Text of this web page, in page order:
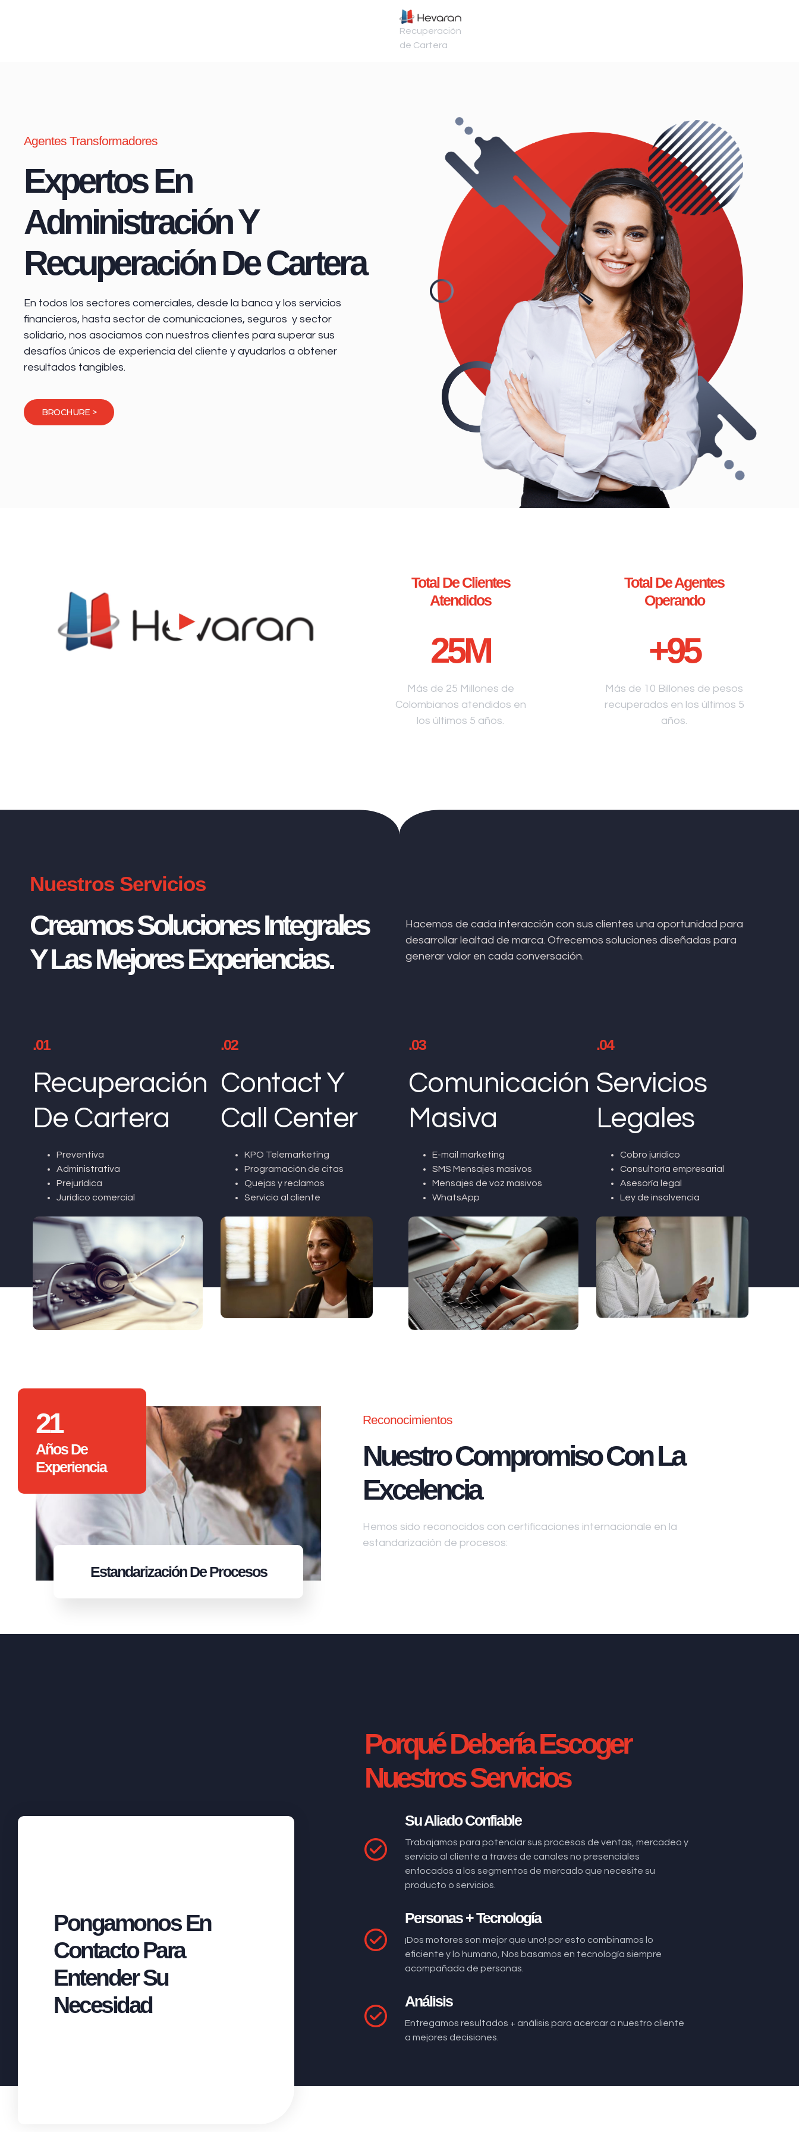
Recuperación
de Cartera
Agentes Transformadores
Expertos En
Administración Y
Recuperación De Cartera
En todos los sectores comerciales, desde la banca y los servicios
financieros, hasta sector de comunicaciones, seguros y sector
solidario, nos asociamos con nuestros clientes para superar sus
desafíos únicos de experiencia del cliente y ayudarlos a obtener
resultados tangibles.
BROCHURE >
Total De Clientes
Atendidos
25M
Más de 25 Millones de
Colombianos atendidos en
los últimos 5 años.
Total De Agentes
Operando
+95
Más de 10 Billones de pesos
recuperados en los últimos 5
años.
Nuestros Servicios
Creamos Soluciones Integrales
Y Las Mejores Experiencias.
Hacemos de cada interacción con sus clientes una oportunidad para
desarrollar lealtad de marca. Ofrecemos soluciones diseñadas para
generar valor en cada conversación.
.01
Recuperación
De Cartera
Preventiva
Administrativa
Prejurídica
Jurídico comercial
.02
Contact Y
Call Center
KPO Telemarketing
Programación de citas
Quejas y reclamos
Servicio al cliente
.03
Comunicación
Masiva
E-mail marketing
SMS Mensajes masivos
Mensajes de voz masivos
WhatsApp
.04
Servicios
Legales
Cobro jurídico
Consultoría empresarial
Asesoría legal
Ley de insolvencia
21
Años De
Experiencia
EstandarizaciónDe Procesos
Reconocimientos
Nuestro Compromiso Con La
Excelencia
Hemos sido reconocidos con certificaciones internacionale en la
estandarización de procesos:
Pongamonos En
Contacto Para
Entender Su
Necesidad
Porqué Debería Escoger
Nuestros Servicios
Su Aliado Confiable
Trabajamos para potenciar sus procesos de ventas, mercadeo y
servicio al cliente a través de canales no presenciales
enfocados a los segmentos de mercado que necesite su
producto o servicios.
Personas + Tecnología
¡Dos motores son mejor que uno! por esto combinamos lo
eficiente y lo humano, Nos basamos en tecnología siempre
acompañada de personas.
Análisis
Entregamos resultados + análisis para acercar a nuestro cliente
a mejores decisiones.